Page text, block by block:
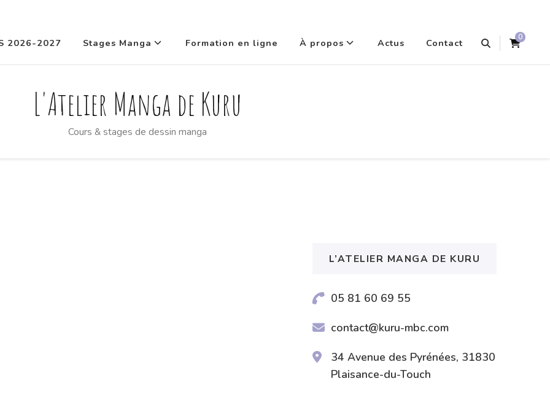
2026-2027 Stages Manga Formation en ligne À propos Actus Contact 0
L'Atelier Manga de Kuru
Cours & stages de dessin manga
L’ATELIER MANGA DE KURU
05 81 60 69 55
contact@kuru-mbc.com
34 Avenue des Pyrénées, 31830
Plaisance-du-Touch